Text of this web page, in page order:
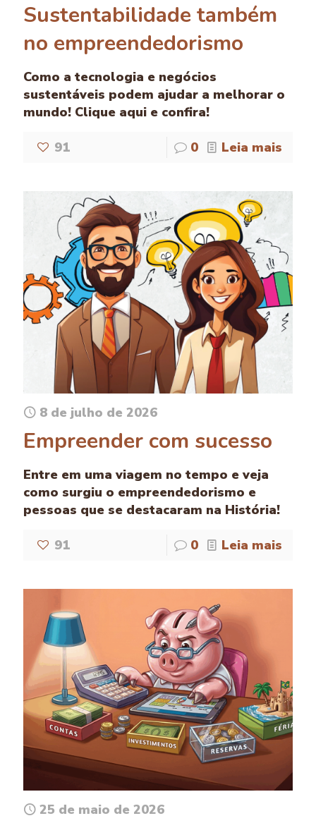
Sustentabilidade também
no empreendedorismo
Como a tecnologia e negócios
sustentáveis podem ajudar a melhorar o
mundo! Clique aqui e confira!
91 0 Leia mais
8 de julho de 2026
Empreender com sucesso
Entre em uma viagem no tempo e veja
como surgiu o empreendedorismo e
pessoas que se destacaram na História!
91 0 Leia mais
25 de maio de 2026